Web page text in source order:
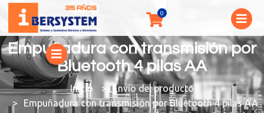
Empuñadura con transmisión por
Bluetooth 4 pilas AA
You are here:
Envío del producto
Empuñadura con transmisión por Bluetooth 4 pilas AA